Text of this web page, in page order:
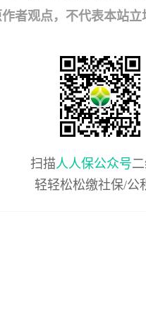
者观点，不代表本站
扫描人人保公众号
轻轻松松缴社保/公